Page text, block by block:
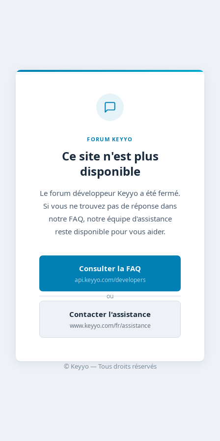
FORUM KEYYO
Ce site n'est plus
disponible
Le forum développeur Keyyo a été fermé.
Si vous ne trouvez pas de réponse dans
notre FAQ, notre équipe d'assistance
reste disponible pour vous aider.
Consulter la FAQ
api.keyyo.com/developers
ou
Contacter l'assistance
www.keyyo.com/fr/assistance
© Keyyo — Tous droits réservés